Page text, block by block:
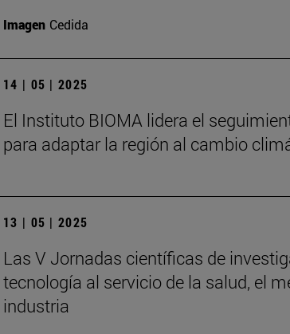
Imagen Cedida
14 | 05 | 2025
El Instituto BIOMA lidera el
para adaptar la región al cambio
13 | 05 | 2025
Las V Jornadas científicas de
tecnología al servicio de la salud, el
industria